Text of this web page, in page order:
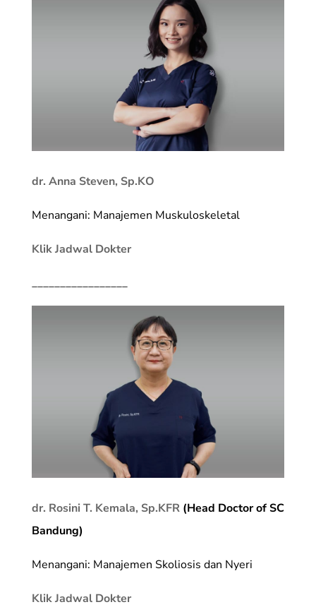
dr. Anna Steven, Sp.KO
Menangani: Manajemen Muskuloskeletal
Klik Jadwal Dokter
_________________
dr. Rosini T. Kemala, Sp.KFR(Head Doctor of SC
Bandung)
Menangani: Manajemen Skoliosis dan Nyeri
Klik Jadwal Dokter